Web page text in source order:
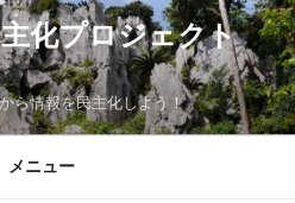
化プロジェクト
ら情報を民主化しよう！
メニュー